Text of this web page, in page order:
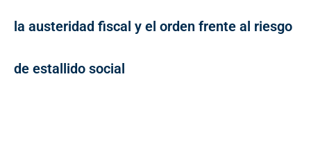
la austeridad fiscal y el orden frente al riesgo
de estallido social